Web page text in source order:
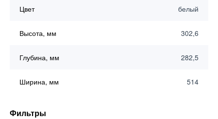
Цвет белый
Высота, мм 302,6
Глубина, мм 282,5
Ширина, мм 514
Фильтры